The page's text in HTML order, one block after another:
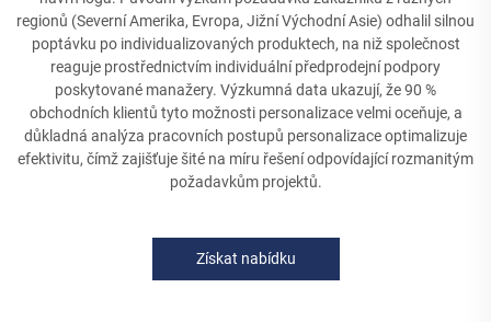
regionů (Severní Amerika, Evropa, Jižní Východní Asie) odhalil silnou
poptávku po individualizovaných produktech, na niž společnost
reaguje prostřednictvím individuální předprodejní podpory
poskytované manažery. Výzkumná data ukazují, že 90 %
obchodních klientů tyto možnosti personalizace velmi oceňuje, a
důkladná analýza pracovních postupů personalizace optimalizuje
efektivitu, čímž zajišťuje šité na míru řešení odpovídající rozmanitým
požadavkům projektů.
Získat nabídku